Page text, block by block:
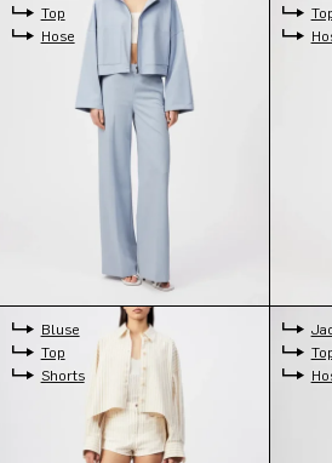
Top
Hose
Bluse
Top
Shorts